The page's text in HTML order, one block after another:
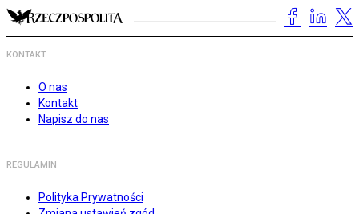
KONTAKT
O nas
Kontakt
Napisz do nas
REGULAMIN
Polityka Prywatności